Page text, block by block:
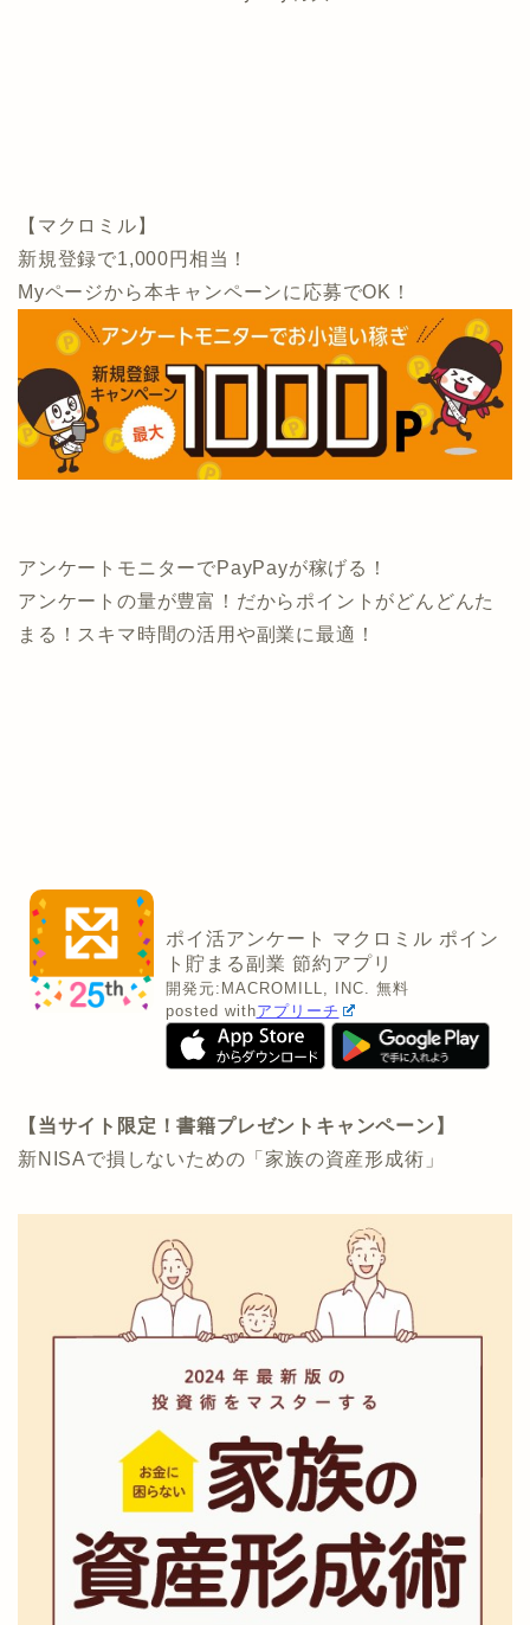
【マクロミル】
新規登録で1,000円相当！
Myページから本キャンペーンに応募でOK！
アンケートモニターでPayPayが稼げる！
アンケートの量が豊富！だからポイントがどんどんた
まる！スキマ時間の活用や副業に最適！
ポイ活アンケート マクロミル ポイン
ト貯まる副業 節約アプリ
開発元: MACROMILL, INC.
無料
posted withアプリーチ
【当サイト限定！書籍プレゼントキャンペーン】
新NISAで損しないための「家族の資産形成術」